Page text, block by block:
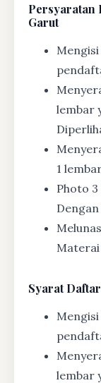
Persyaratan
Garut
lembar
1
Photo 3
Materai
SyaratDaftar
lembar